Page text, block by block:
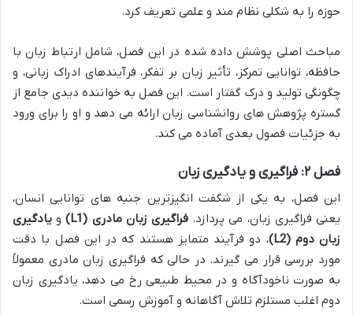
حوزه را به شکلی نظام مند و علمی تعریف کرد.
مباحث اصلی پوشش داده شده در این فصل، شامل ارتباط زبان با
حافظه، توانایی تمرکز، تأثیر زبان بر تفکر، فرآیندهای ادراک زبانی، و
چگونگی تولید و درک گفتار است. این فصل به خواننده دیدی جامع از
گستره پژوهش های روانشناسی زبان ارائه می دهد و او را برای ورود
به جزئیات فصول بعدی آماده می کند.
فصل ۲: فراگیری و یادگیری زبان
این فصل، به یکی از شگفت انگیزترین جنبه های توانایی انسان،
یعنی فراگیری زبان، می پردازد. فراگیری زبان مادری (L1) و یادگیری
زبان دوم (L2)
، دو فرآیند متمایز هستند که در این فصل با دقت
مورد بررسی قرار می گیرند. در حالی که فراگیری زبان مادری معمولاً
به صورت ناخودآگاه و در محیط طبیعی رخ می دهد، یادگیری زبان
دوم اغلب مستلزم تلاش آگاهانه و آموزش رسمی است.